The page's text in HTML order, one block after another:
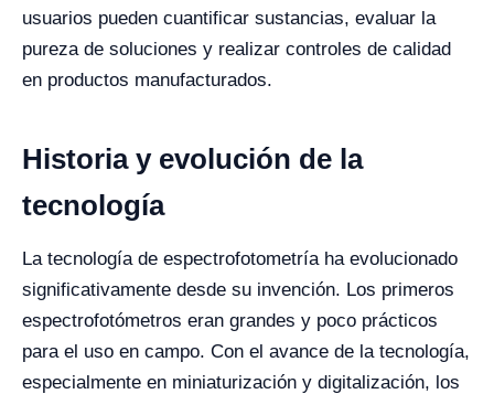
usuarios pueden cuantificar sustancias, evaluar la
pureza de soluciones y realizar controles de calidad
en productos manufacturados.
Historia y evolución de la
tecnología
La tecnología de espectrofotometría ha evolucionado
significativamente desde su invención. Los primeros
espectrofotómetros eran grandes y poco prácticos
para el uso en campo. Con el avance de la tecnología,
especialmente en miniaturización y digitalización, los